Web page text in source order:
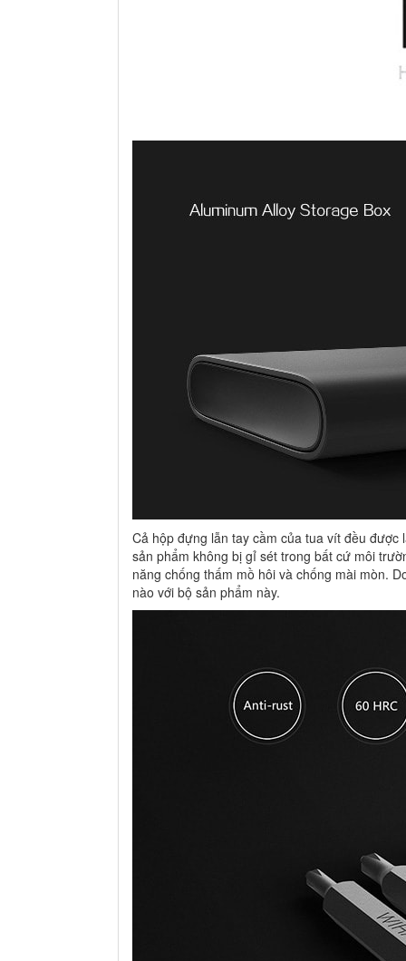
Cả hộp đựng lẫn tay cầm của tua vít đều
sản phẩm không bị gỉ sét trong bất cứ môi
năng chống thấm mồ hôi và chống mài mòn.
nào với bộ sản phẩm này.